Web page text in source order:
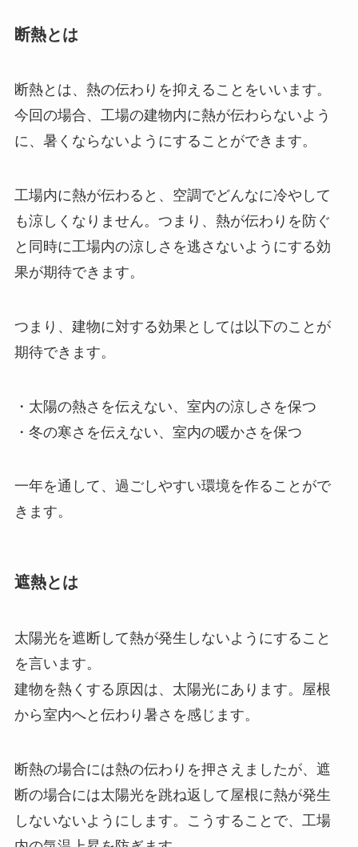
断熱とは
断熱とは、熱の伝わりを抑えることをいいます。
今回の場合、工場の建物内に熱が伝わらないよう
に、暑くならないようにすることができます。
工場内に熱が伝わると、空調でどんなに冷やして
も涼しくなりません。つまり、熱が伝わりを防ぐ
と同時に工場内の涼しさを逃さないようにする効
果が期待できます。
つまり、建物に対する効果としては以下のことが
期待できます。
・太陽の熱さを伝えない、室内の涼しさを保つ
・冬の寒さを伝えない、室内の暖かさを保つ
一年を通して、過ごしやすい環境を作ることがで
きます。
遮熱とは
太陽光を遮断して熱が発生しないようにすること
を言います。
建物を熱くする原因は、太陽光にあります。屋根
から室内へと伝わり暑さを感じます。
断熱の場合には熱の伝わりを押さえましたが、遮
断の場合には太陽光を跳ね返して屋根に熱が発生
しないないようにします。こうすることで、工場